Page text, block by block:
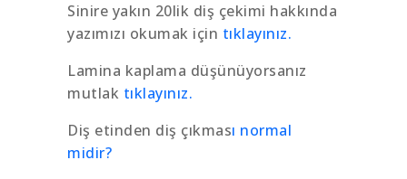
Sinire yakın 20lik diş çekimi hakkında
yazımızı okumak için tıklayınız.
Lamina kaplama düşünüyorsanız
mutlak tıklayınız.
Diş etinden diş çıkması normal
midir?